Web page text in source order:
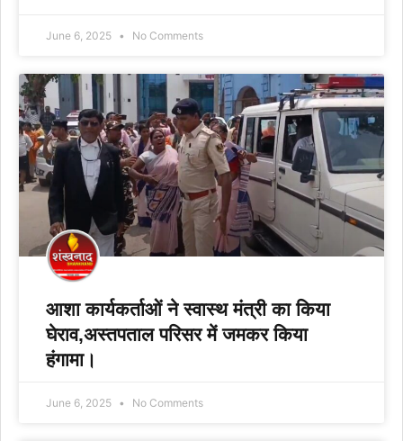
June 6, 2025 No Comments
आशा कार्यकर्ताओं ने स्वास्थ मंत्री का किया
घेराव,अस्तपताल परिसर में जमकर किया
हंगामा।
June 6, 2025 No Comments